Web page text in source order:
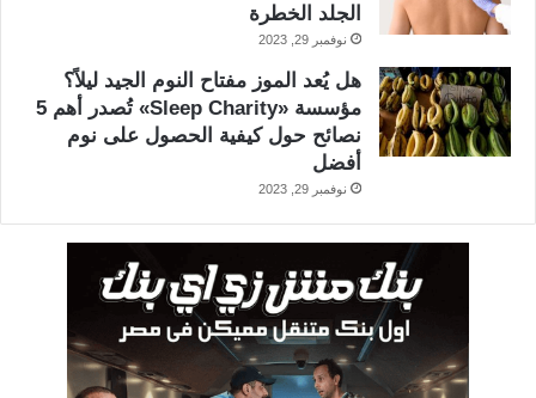
الجلد الخطرة
نوفمبر 29, 2023
هل يُعد الموز مفتاح النوم الجيد ليلاً؟
مؤسسة «Sleep Charity» تُصدر أهم 5
نصائح حول كيفية الحصول على نوم
أفضل
نوفمبر 29, 2023